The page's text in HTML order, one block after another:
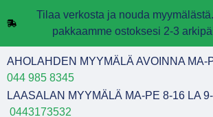
Tilaa verkosta ja nouda
pakkaamme ostoksesi 2-3
AHOLAHDEN MYYMÄLÄ AVOINNA MA-
044 985 8345
LAASALAN MYYMÄLÄ MA-PE 8-16 LA
0443173532